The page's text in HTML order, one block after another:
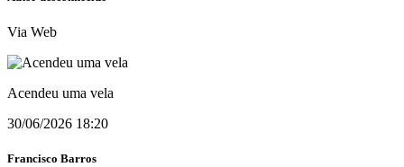
Via Web
Acendeu uma vela
30/06/2026 18:20
Francisco Barros